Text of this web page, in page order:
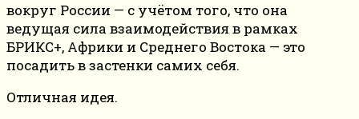
вокруг России — с учётом того, что она
ведущая сила взаимодействия в рамках
БРИКС+, Африки и Среднего Востока — это
посадить в застенки самих себя.
Отличная идея.